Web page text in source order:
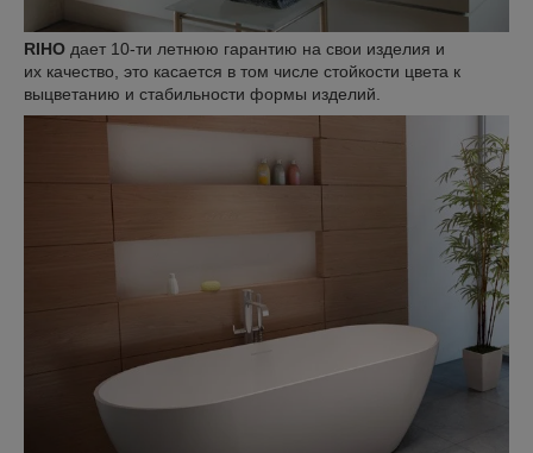
RIHO дает 10-ти летнюю гарантию на свои изделия и
их качество, это касается в том числе стойкости цвета к
выцветанию и стабильности формы изделий.